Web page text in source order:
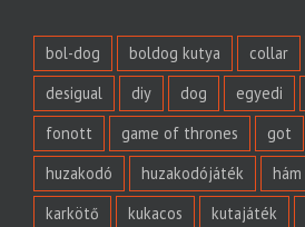
bol-dog boldog kutya collar
desigual
diy dog egyedi
fonott
game of thrones got
huzakodó
huzakodójáték hám
karkötő
kukacos kutajáték